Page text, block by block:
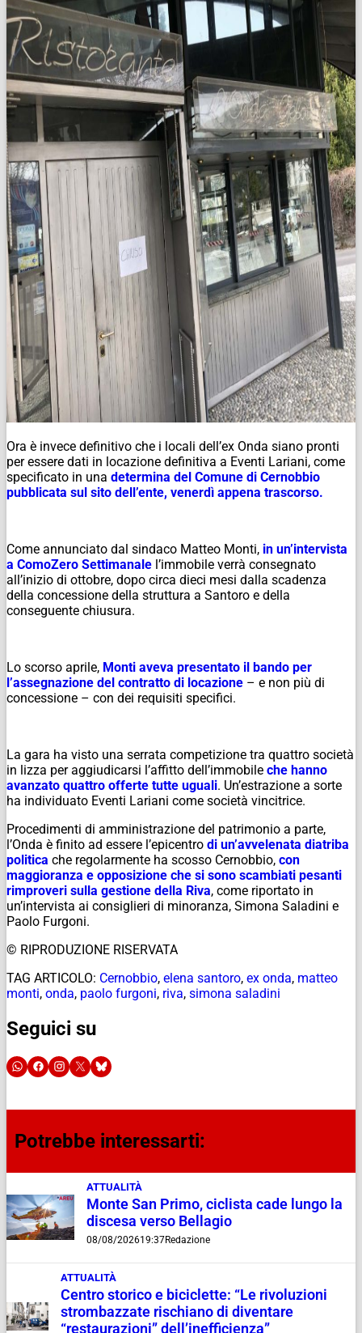
Ora è invece definitivo che i locali dell’ex Onda siano pronti
per essere dati in locazione definitiva a Eventi Lariani, come
specificato in una determina del Comune di Cernobbio
pubblicata sul sito dell’ente, venerdì appena trascorso.
Come annunciato dal sindaco Matteo Monti, in un’intervista
a ComoZero Settimanale l’immobile verrà consegnato
all’inizio di ottobre, dopo circa dieci mesi dalla scadenza
della concessione della struttura a Santoro e della
conseguente chiusura.
Lo scorso aprile, Monti aveva presentato il bando per
l’assegnazione del contratto di locazione – e non più di
concessione – con dei requisiti specifici.
La gara ha visto una serrata competizione tra quattro società
in lizza per aggiudicarsi l’affitto dell’immobile che hanno
avanzato quattro offerte tutte uguali. Un’estrazione a sorte
ha individuato Eventi Lariani come società vincitrice.
Procedimenti di amministrazione del patrimonio a parte,
l’Onda è finito ad essere l’epicentro di un’avvelenata diatriba
politica che regolarmente ha scosso Cernobbio, con
maggioranza e opposizione che si sono scambiati pesanti
rimproveri sulla gestione della Riva, come riportato in
un’intervista ai consiglieri di minoranza, Simona Saladini e
Paolo Furgoni.
© RIPRODUZIONE RISERVATA
TAG ARTICOLO: Cernobbio, elena santoro, ex onda, matteo
monti, onda, paolo furgoni, riva, simona saladini
Seguici su
Potrebbe interessarti:
ATTUALITÀ
Monte San Primo, ciclista cade lungo la
discesa verso Bellagio
08/08/202619:37Redazione
ATTUALITÀ
Centro storico e biciclette: “Le rivoluzioni
strombazzate rischiano di diventare
“restaurazioni” dell’inefficienza”